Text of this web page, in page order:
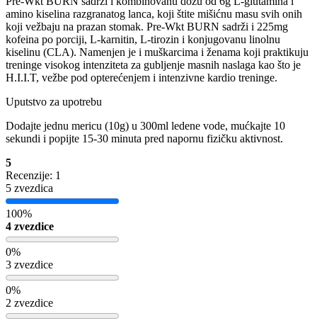
amino kiselina razgranatog lanca, koji štite mišićnu masu svih onih
koji vežbaju na prazan stomak. Pre-Wkt BURN sadrži i 225mg
kofeina po porciji, L-karnitin, L-tirozin i konjugovanu linolnu
kiselinu (CLA). Namenjen je i muškarcima i ženama koji praktikuju
treninge visokog intenziteta za gubljenje masnih naslaga kao što je
H.I.I.T, vežbe pod opterećenjem i intenzivne kardio treninge.
Uputstvo za upotrebu
Dodajte jednu mericu (10g) u 300ml ledene vode, mućkajte 10
sekundi i popijte 15-30 minuta pred napornu fizičku aktivnost.
5
Recenzije: 1
5 zvezdica
100%
4 zvezdice
0%
3 zvezdice
0%
2 zvezdice